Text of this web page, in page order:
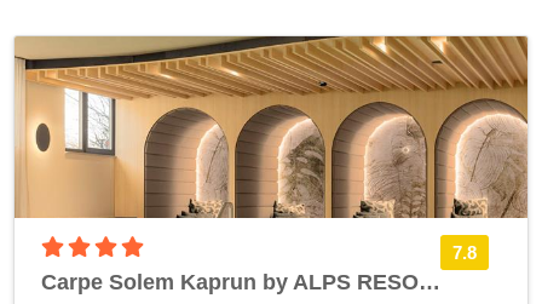
7.8
Carpe Solem Kaprun by ALPS RESORTS